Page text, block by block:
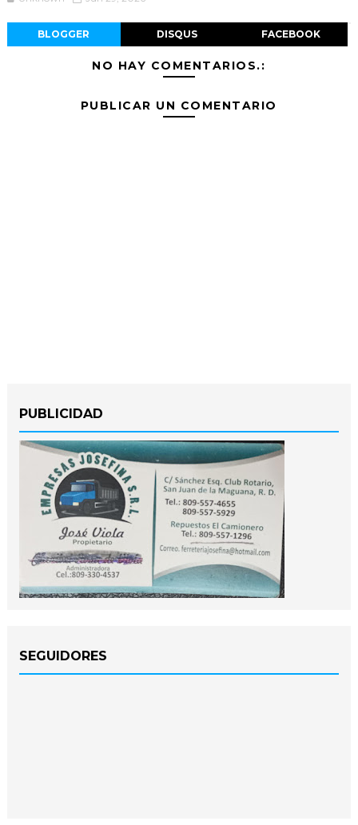
BLOGGER DISQUS FACEBOOK
NO HAY COMENTARIOS.:
PUBLICAR UN COMENTARIO
PUBLICIDAD
SEGUIDORES